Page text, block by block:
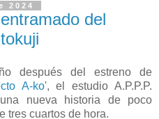
2024
del
después del estreno de
A-ko', el estudio A.P.P.P.
nueva historia de poco
tres cuartos de hora.